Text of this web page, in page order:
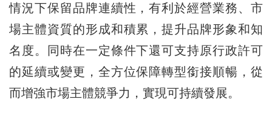
情況下保留品牌連續性，有利於經營業務、市
場主體資質的形成和積累，提升品牌形象和知
名度。同時在一定條件下還可支持原行政許可
的延續或變更，全方位保障轉型銜接順暢，從
而增強市場主體競爭力，實現可持續發展。